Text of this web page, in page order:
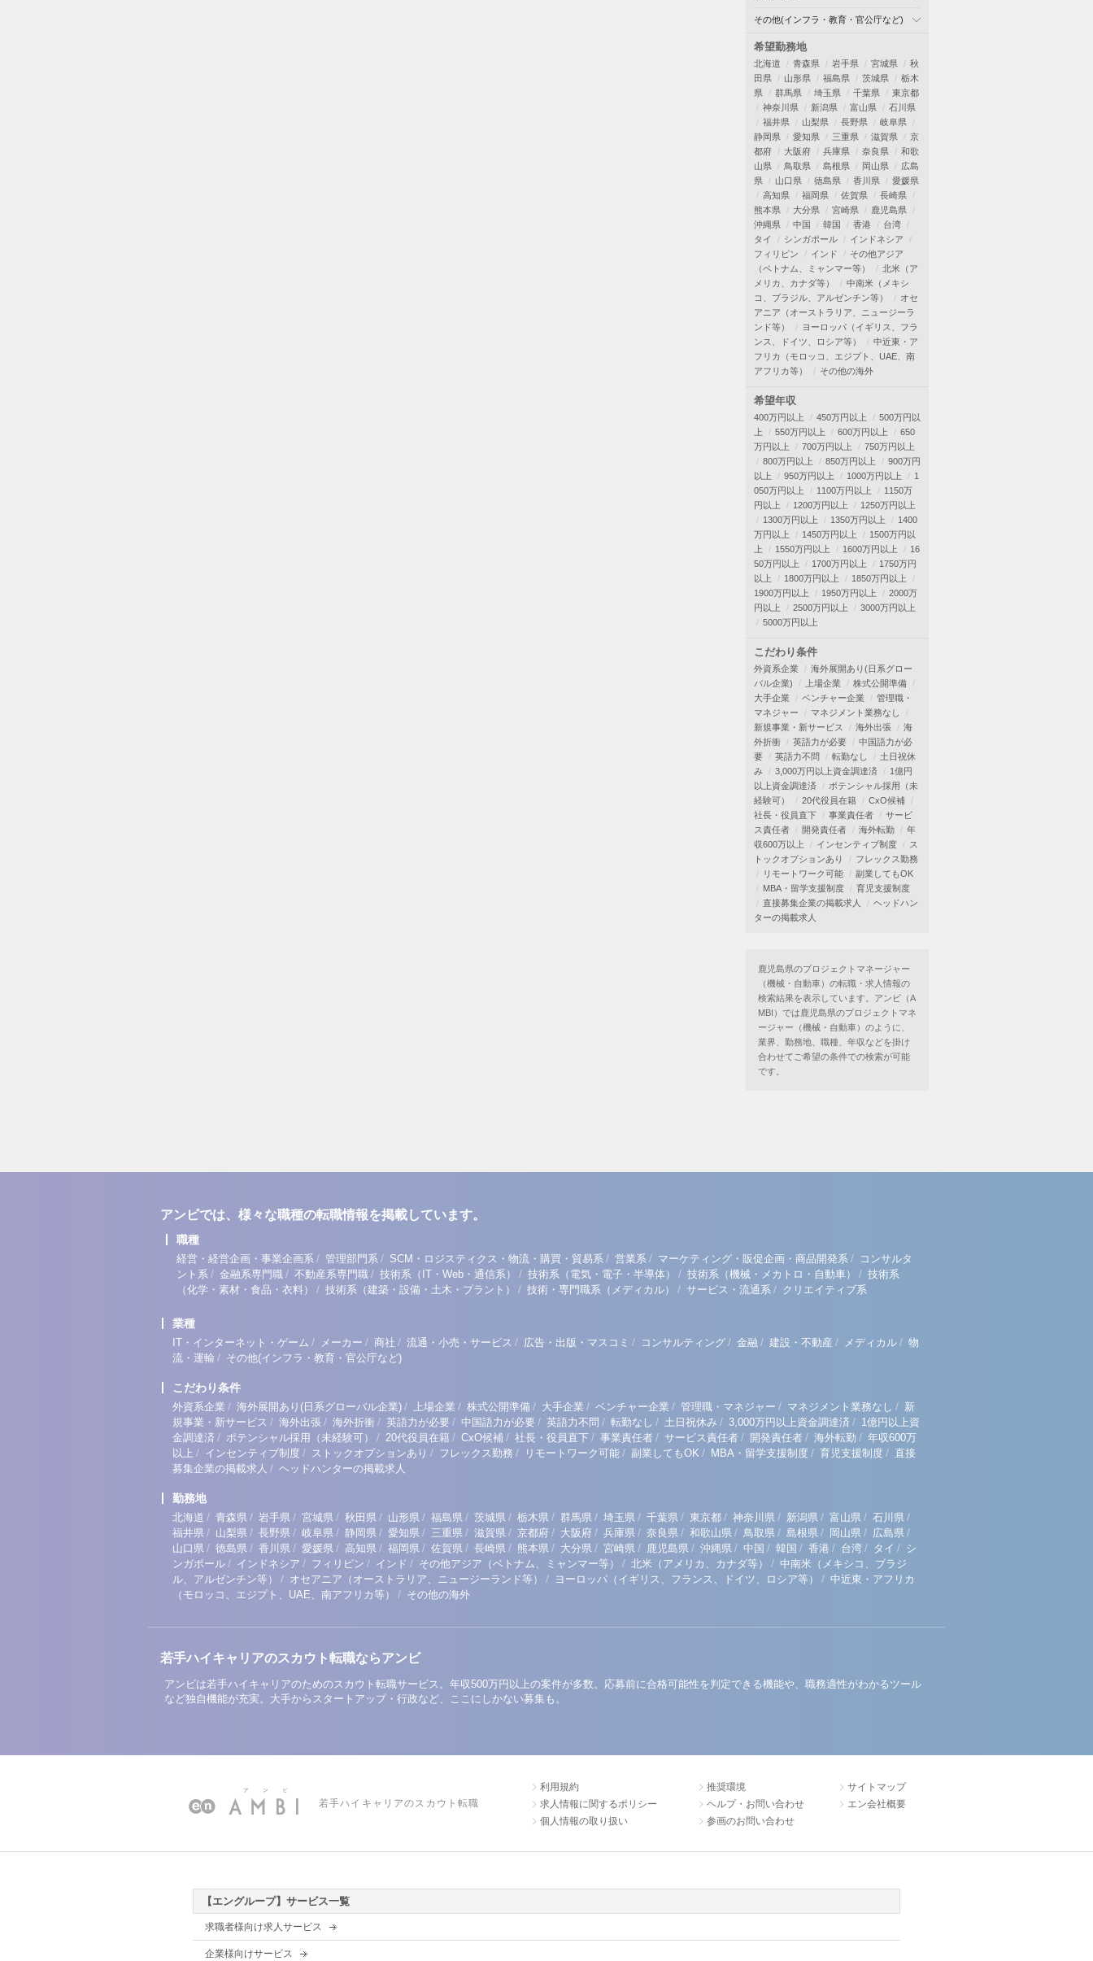
その他(インフラ・教育・官公庁など)
希望勤務地
北海道 青森県 岩手県 宮城県
秋
田県
山形県 福島県 茨城県
栃木
県
群馬県 埼玉県 千葉県
東京都
神奈川県
新潟県 富山県
石川県
福井県
山梨県 長野県
岐阜県
静岡県
愛知県 三重県 滋賀県
京
都府
大阪府 兵庫県 奈良県
和歌
山県
鳥取県 島根県 岡山県
広島
県
山口県 徳島県 香川県
愛媛県
高知県
福岡県 佐賀県
長崎県
熊本県
大分県 宮崎県
鹿児島県
沖縄県
中国 韓国 香港
台湾
タイ
シンガポール
インドネシア
フィリピン
インド
その他アジア
（ベトナム、ミャンマー等）
北米（ア
メリカ、カナダ等）
中南米（メキシ
コ、ブラジル、アルゼンチン等）
オセ
アニア（オーストラリア、ニュージーラ
ンド等）
ヨーロッパ（イギリス、フラ
ンス、ドイツ、ロシア等）
中近東・ア
フリカ（モロッコ、エジプト、UAE、南
アフリカ等）
その他の海外
希望年収
400万円以上 450万円以上
500万円以
上
550万円以上 600万円以上
650
万円以上
700万円以上
750万円以上
800万円以上
850万円以上
900万円
以上
950万円以上 1000万円以上
1
050万円以上
1100万円以上
1150万
円以上
1200万円以上
1250万円以上
1300万円以上
1350万円以上
1400
万円以上
1450万円以上
1500万円以
上
1550万円以上 1600万円以上
16
50万円以上
1700万円以上
1750万円
以上
1800万円以上
1850万円以上
1900万円以上
1950万円以上
2000万
円以上
2500万円以上
3000万円以上
5000万円以上
こだわり条件
外資系企業
海外展開あり(日系グロー
バル企業)
上場企業
株式公開準備
大手企業
ベンチャー企業
管理職・
マネジャー
マネジメント業務なし
新規事業・新サービス
海外出張
海
外折衝
英語力が必要
中国語力が必
要
英語力不問 転勤なし
土日祝休
み
3,000万円以上資金調達済
1億円
以上資金調達済
ポテンシャル採用（未
経験可）
20代役員在籍
CxO候補
社長・役員直下
事業責任者
サービ
ス責任者
開発責任者 海外転勤
年
収600万以上
インセンティブ制度
ス
トックオプションあり
フレックス勤務
リモートワーク可能
副業してもOK
MBA・留学支援制度
育児支援制度
直接募集企業の掲載求人
ヘッドハン
ターの掲載求人
鹿児島県のプロジェクトマネージャー
（機械・自動車）の転職・求人情報の
検索結果を表示しています。アンビ（A
MBI）では鹿児島県のプロジェクトマネ
ージャー（機械・自動車）のように、
業界、勤務地、職種、年収などを掛け
合わせてご希望の条件での検索が可能
です。
アンビでは、様々な職種の転職情報を掲載しています。
職種
経営・経営企画・事業企画系 / 管理部門系 / SCM・ロジスティクス・物流・購買・貿易系 / 営業系 / マーケティング・販促企画・商品開発系 / コンサルタ
ント系 / 金融系専門職 / 不動産系専門職 / 技術系（IT・Web・通信系） / 技術系（電気・電子・半導体） / 技術系（機械・メカトロ・自動車） / 技術系
（化学・素材・食品・衣料）
/ 技術系（建築・設備・土木・プラント） / 技術・専門職系（メディカル） / サービス・流通系 / クリエイティブ系
業種
IT・インターネット・ゲーム / メーカー / 商社 / 流通・小売・サービス / 広告・出版・マスコミ / コンサルティング / 金融 / 建設・不動産 / メディカル / 物
流・運輸 / その他(インフラ・教育・官公庁など)
こだわり条件
外資系企業 / 海外展開あり(日系グローバル企業) / 上場企業 / 株式公開準備 / 大手企業 / ベンチャー企業 / 管理職・マネジャー / マネジメント業務なし / 新
規事業・新サービス / 海外出張 / 海外折衝 / 英語力が必要 / 中国語力が必要 / 英語力不問 / 転勤なし / 土日祝休み / 3,000万円以上資金調達済 / 1億円以上資
金調達済 / ポテンシャル採用（未経験可） / 20代役員在籍 / CxO候補 / 社長・役員直下 / 事業責任者 / サービス責任者 / 開発責任者 / 海外転勤 / 年収600万
以上 / インセンティブ制度 / ストックオプションあり / フレックス勤務 / リモートワーク可能 / 副業してもOK / MBA・留学支援制度 / 育児支援制度 / 直接
募集企業の掲載求人 / ヘッドハンターの掲載求人
勤務地
北海道 / 青森県 / 岩手県 / 宮城県 / 秋田県 / 山形県 / 福島県 / 茨城県 / 栃木県 / 群馬県 / 埼玉県 / 千葉県 / 東京都 / 神奈川県 / 新潟県 / 富山県 / 石川県 /
福井県 / 山梨県 / 長野県 / 岐阜県 / 静岡県 / 愛知県 / 三重県 / 滋賀県 / 京都府 / 大阪府 / 兵庫県 / 奈良県 / 和歌山県 / 鳥取県 / 島根県 / 岡山県 / 広島県 /
山口県 / 徳島県 / 香川県 / 愛媛県 / 高知県 / 福岡県 / 佐賀県 / 長崎県 / 熊本県 / 大分県 / 宮崎県 / 鹿児島県 / 沖縄県 / 中国 / 韓国 / 香港 / 台湾 / タイ / シ
ンガポール / インドネシア / フィリピン / インド / その他アジア（ベトナム、ミャンマー等） / 北米（アメリカ、カナダ等） / 中南米（メキシコ、ブラジ
ル、アルゼンチン等）
/ オセアニア（オーストラリア、ニュージーランド等） / ヨーロッパ（イギリス、フランス、ドイツ、ロシア等） / 中近東・アフリカ
（モロッコ、エジプト、UAE、南アフリカ等）
/ その他の海外
若手ハイキャリアのスカウト転職ならアンビ
アンビは若手ハイキャリアのためのスカウト転職サービス。年収500万円以上の案件が多数。応募前に合格可能性を判定できる機能や、職務適性がわかるツール
など独自機能が充実。大手からスタートアップ・行政など、ここにしかない募集も。
若手ハイキャリアのスカウト転職
利用規約
求人情報に関するポリシー
個人情報の取り扱い
推奨環境
ヘルプ・お問い合わせ
参画のお問い合わせ
サイトマップ
エン会社概要
【エングループ】サービス一覧
求職者様向け求人サービス
企業様向けサービス